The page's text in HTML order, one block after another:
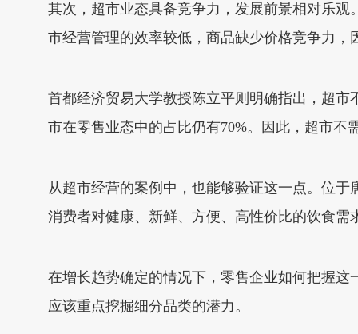
其次，超市业态具备竞争力，发展前景相对乐
市经营管理的效率较低，商品缺少价格竞争力
首都经济贸易大学教授陈立平则明确指出，超
市在零售业态中的占比仍有70%。因此，超市
从超市经营的案例中，也能够验证这一点。位
消费者对健康、新鲜、方便、高性价比的饮食需
在增长趋势确定的情况下，零售企业如何把握
应该重点挖掘细分品类的潜力。